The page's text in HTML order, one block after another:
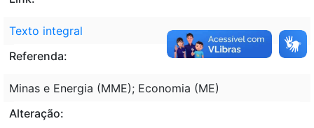
Texto integral
Referenda:
Minas e Energia (MME); Economia (ME)
Alteração: